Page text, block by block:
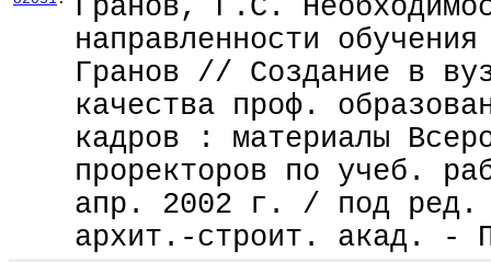
Гранов, Г.С.
направленности
Гранов // Создание в
качества проф.
кадров : материалы
проректоров по учеб.
апр. 2002 г. / под ред.
архит.-строит. акад. -